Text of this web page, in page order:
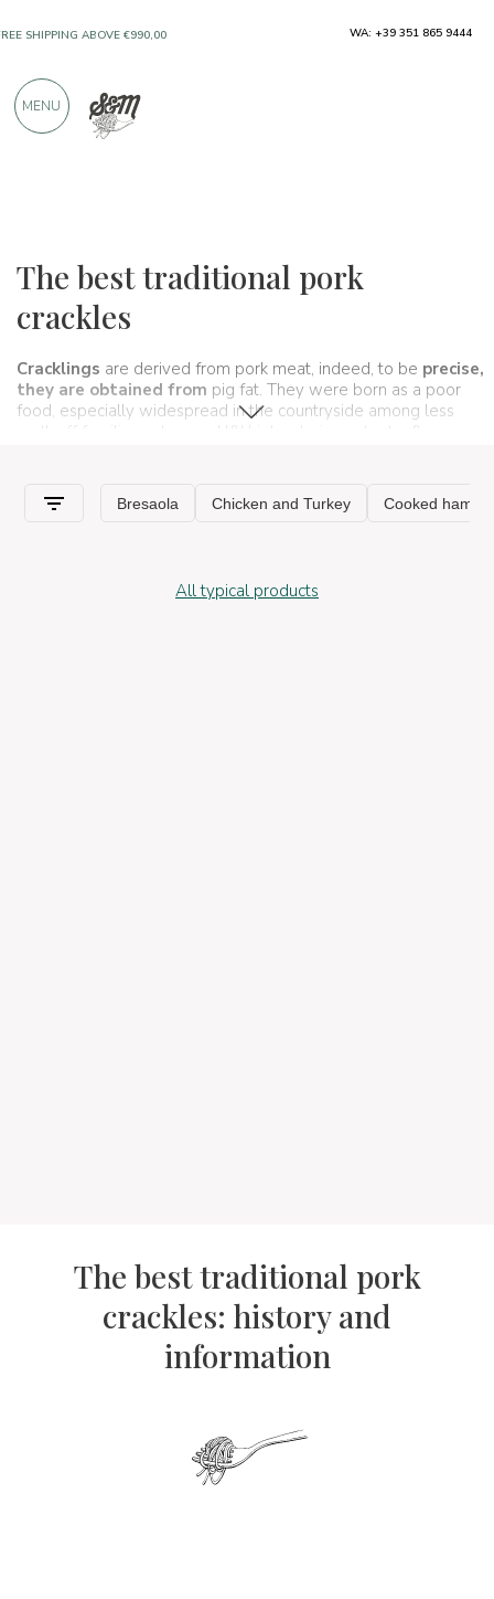
The best traditional pork
crackles
Cracklings are derived from pork meat, indeed, to be precise,
they are obtained from pig fat. They were born as a poor
food, especially widespread in the countryside among less
well-off families, who used l&' high calorie content, often
aperitif or a break, or as an alternative ingredient to flavor and
make unique those recipes that would otherwise be not tasty.
All typical products
The best traditional pork
crackles: history and
information
SHIPPING ABOVE €990,00
PRODUCTS FROM EXCELLENT
WA: +39 351 865 9444
MENU